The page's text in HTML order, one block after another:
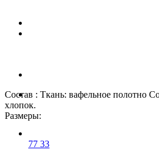
Состав : Ткань: вафельное полотно
хлопок.
Размеры:
77 33